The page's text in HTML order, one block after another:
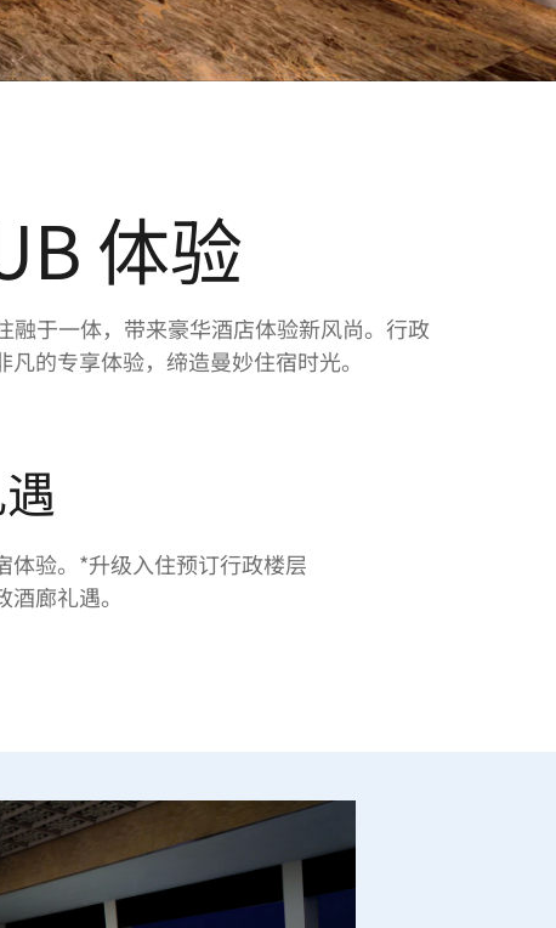
体验
于一体，带来豪华酒店体验新风尚。行政
的专享体验，缔造曼妙住宿时光。
体验。*升级入住预订行政楼层
廊礼遇。